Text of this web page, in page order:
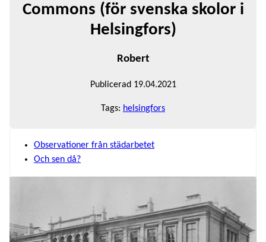
Commons (för svenska skolor i
Helsingfors)
Robert
Publicerad 19.04.2021
Tags: helsingfors
Observationer från städarbetet
Och sen då?